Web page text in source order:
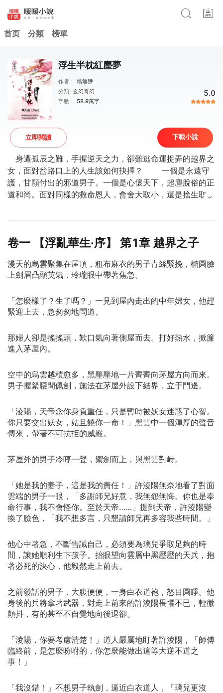
首页 分類 榜單
浮生半枕紅塵夢
作者： 糯無鹽
分類: 玄幻奇幻
字數： 58.9萬字
5.0
立即閱讀 下載小說
身遭孤辰之難，手握逆天之力，卻難逃命運捉弄的越界之
女，面對岔路口上的人生該如何抉擇？ 一個是永遠守
護，甘願付出的邪道男子。一個是心懷天下，超塵脫俗的正
道和尚。面對同樣的救命恩人，會舍大取小，還是捨生取
紹林：世間安得雙全法，不負如來不負卿。 駱戎舒：
都有自己獨特的命運。 人間愛恨，非對非錯。是非恩
怨，不過紅塵遺夢。 、、、、、、、、、、、墨聞
卷一 【浮亂華生·序】 第1章 越界之子
漫天的烏雲聚集在屋頂，粗布麻衣的男子青絲緊挽，橢圓臉
上劍眉凸顯英氣，玲瓏眼中帶著焦急。
「怎麼樣了？生了嗎？」一見到屋內走出的中年婦女，他趕
緊迎上去，急匆匆地問道。
那婦人卻是搖搖頭，歎口氣向著側屋而去。打好熱水，掀簾
進入茅屋內。
空中的烏雲越積愈多，黑壓壓地一片齊齊向茅屋方向而來。
男子握緊腰間佩劍，施法在茅屋外設下結界，立于門邊。
「淩陽，天帝念你身負重任，只是暫時被妖女迷惑了心智。
你只要交出妖女，姑且饒你一命！」黑雲中一個渾厚的聲音
傳來，帶著不可抗拒的威嚴。
茅屋外的男子冷哼一聲，禦劍而上，與黑雲對峙。
「她是我的妻子，這是我的責任！」許淩陽無奈地看了對面
雲端的男子一眼，「多謝師兄好意，我無怨無悔。你也是奉
命行事，我不會怪你。至於天帝……」提到天帝，許淩陽變
換了臉色，「我不想多言，只懇請師兄再多容我些時間。」
他心中著急，不斷告誡自己，必須要為璃兒爭取足夠的時
間，讓她順利生下孩子。抬眼望向雲層中黑壓壓的天兵，抱
著必死的決心，他毅然走上前去。
之前發話的男子，大腹便便，一身白衣道袍，怒目圓睜。他
身後的兵將拿著武器，對走上前來的許淩陽畏懼不已，輕微
顫抖，有的甚至不自覺地向後退卻。
「淩陽，你要考慮清楚！」道人嚴厲地盯著許淩陽，「師傅
臨終前，是怎麼吩咐的，你怎麼能做出這等大逆不道之
事！」
「我沒錯！」不想男子執劍，逼近白衣道人，「璃兒更沒